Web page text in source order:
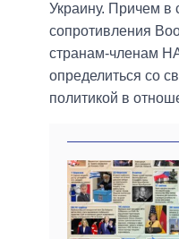
Украину. Причем в
сопротивления
странам-членам
определиться со
политикой в